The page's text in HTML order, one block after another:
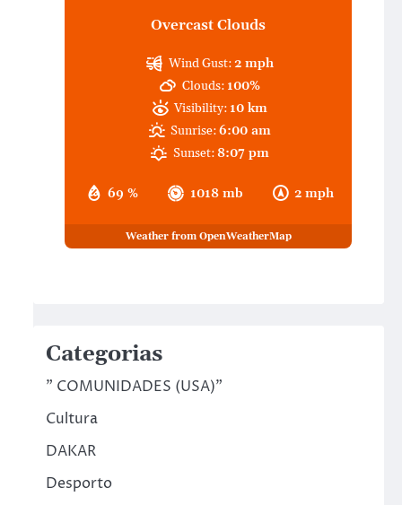
Overcast Clouds
69 % 1018 mb 2 mph
Wind Gust:2 mph
Clouds: 100%
Visibility: 10 km
Sunrise:6:00 am
Sunset:8:07 pm
Weather from OpenWeatherMap
Categorias
" COMUNIDADES (USA)"
Cultura
DAKAR
Desporto